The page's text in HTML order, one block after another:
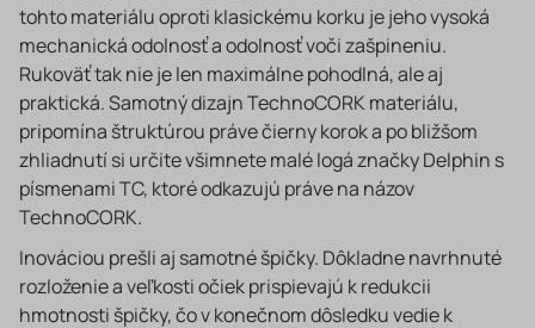
tohto materiálu oproti klasickému korku je jeho vysoká
mechanická odolnosť a odolnosť voči zašpineniu.
Rukoväť tak nie je len maximálne pohodlná, ale aj
praktická. Samotný dizajn TechnoCORK materiálu,
pripomína štruktúrou práve čierny korok a po bližšom
zhliadnutí si určite všimnete malé logá značky Delphin s
písmenami TC, ktoré odkazujú práve na názov
TechnoCORK.
Inováciou prešli aj samotné špičky. Dôkladne navrhnuté
rozloženie a veľkosti očiek prispievajú k redukcii
hmotnosti špičky, čo v konečnom dôsledku vedie k